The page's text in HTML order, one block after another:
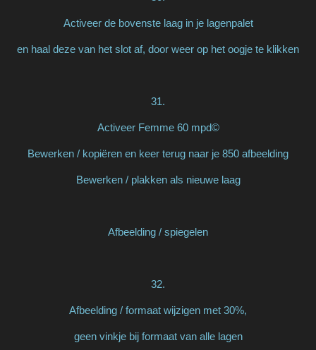
Activeer de bovenste laag in je lagenpalet
en haal deze van het slot af, door weer op het oogje te klikken
31.
Activeer Femme 60 mpd©
Bewerken / kopiëren en keer terug naar je 850 afbeelding
Bewerken / plakken als nieuwe laag
Afbeelding / spiegelen
32.
Afbeelding / formaat wijzigen met 30%,
geen vinkje bij formaat van alle lagen